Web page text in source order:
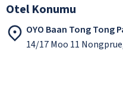
Otel Konumu
OYO Baan Tong Tong
14/17 Moo 11